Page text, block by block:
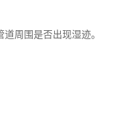
周围是否出现湿迹。